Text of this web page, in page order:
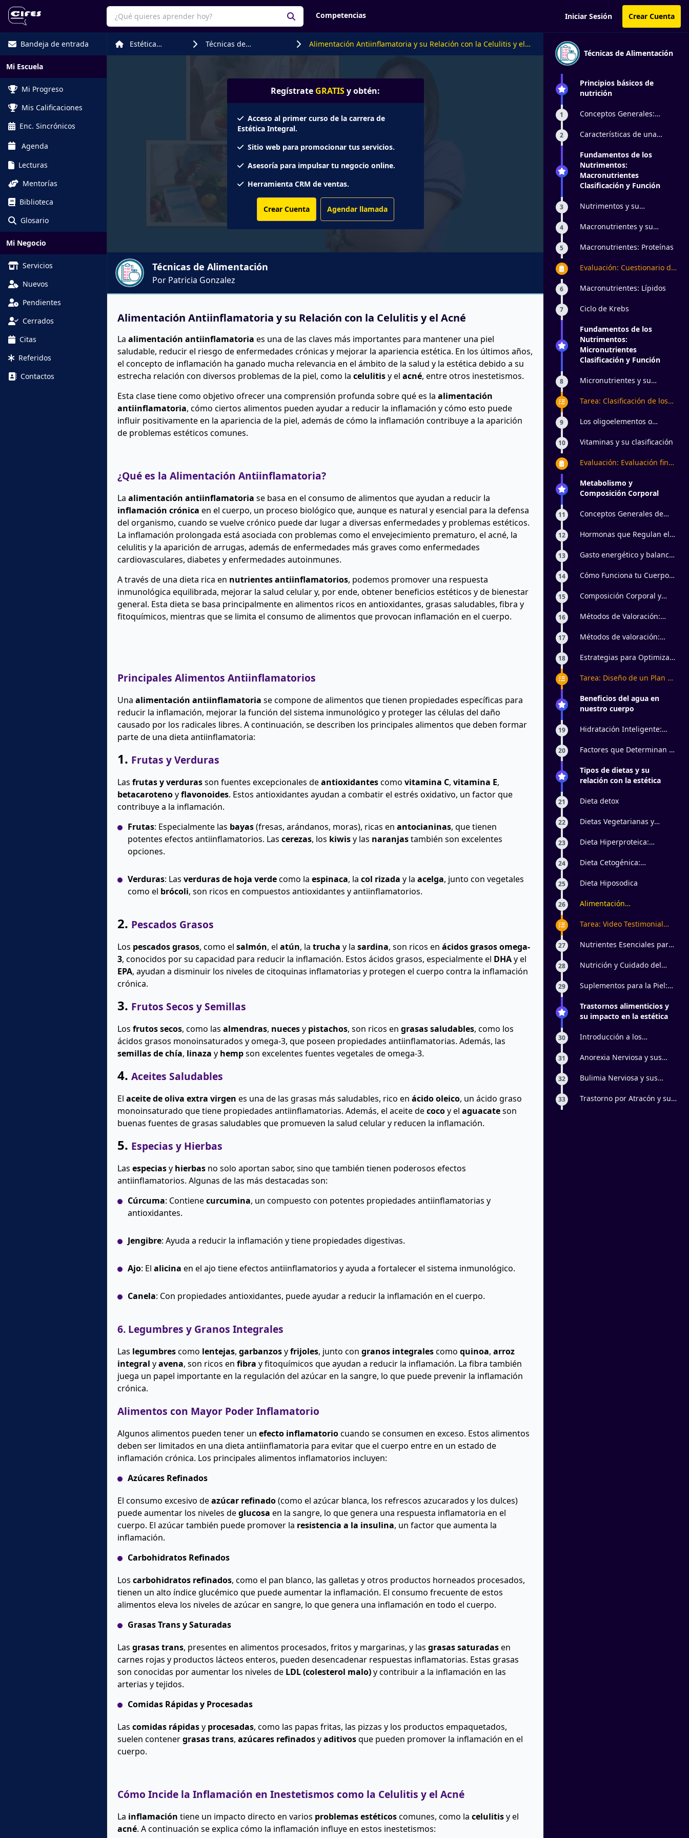
Competencias Iniciar Sesión Crear Cuenta
Bandeja de entrada
Mi Escuela
Mi Progreso
Mis Calificaciones
Enc. Sincrónicos
Agenda
Lecturas
Mentorías
Biblioteca
Glosario
Mi Negocio
Servicios
Nuevos
Pendientes
Cerrados
Citas
Referidos
Contactos
Estética
Corporal
Técnicas de
Alimentación
Alimentación Antiinflamatoria y su Relación con la Celulitis y el
Acné
Regístrate GRATISy obtén:
Acceso al primer curso de la carrera de
Estética Integral.
Sitio web para promocionar tus servicios.
Asesoría para impulsar tu negocio online.
Herramienta CRM de ventas.
Crear Cuenta Agendar llamada
Técnicas de Alimentación
Por Patricia Gonzalez
Alimentación Antiinflamatoria y su Relación con la Celulitis y el Acné
La alimentación antiinflamatoria es una de las claves más importantes para mantener una piel
saludable, reducir el riesgo de enfermedades crónicas y mejorar la apariencia estética. En los últimos años,
el concepto de inflamación ha ganado mucha relevancia en el ámbito de la salud y la estética debido a su
estrecha relación con diversos problemas de la piel, como la celulitisy el acné, entre otros inestetismos.
Esta clase tiene como objetivo ofrecer una comprensión profunda sobre qué es la alimentación
antiinflamatoria, cómo ciertos alimentos pueden ayudar a reducir la inflamación y cómo esto puede
influir positivamente en la apariencia de la piel, además de cómo la inflamación contribuye a la aparición
de problemas estéticos comunes.
¿Qué es la Alimentación Antiinflamatoria?
La alimentación antiinflamatoria se basa en el consumo de alimentos que ayudan a reducir la
inflamación crónica en el cuerpo, un proceso biológico que, aunque es natural y esencial para la defensa
del organismo, cuando se vuelve crónico puede dar lugar a diversas enfermedades y problemas estéticos.
La inflamación prolongada está asociada con problemas como el envejecimiento prematuro, el acné, la
celulitis y la aparición de arrugas, además de enfermedades más graves como enfermedades
cardiovasculares, diabetes y enfermedades autoinmunes.
A través de una dieta rica en nutrientes antiinflamatorios, podemos promover una respuesta
inmunológica equilibrada, mejorar la salud celular y, por ende, obtener beneficios estéticos y de bienestar
general. Esta dieta se basa principalmente en alimentos ricos en antioxidantes, grasas saludables, fibra y
fitoquímicos, mientras que se limita el consumo de alimentos que provocan inflamación en el cuerpo.
Principales Alimentos Antiinflamatorios
Una alimentación antiinflamatoria se compone de alimentos que tienen propiedades específicas para
reducir la inflamación, mejorar la función del sistema inmunológico y proteger las células del daño
causado por los radicales libres. A continuación, se describen los principales alimentos que deben formar
parte de una dieta antiinflamatoria:
1. Frutas y Verduras
Las frutas y verdurasson fuentes excepcionales deantioxidantescomo vitamina C, vitamina E,
betacarotenoyflavonoides. Estos antioxidantes ayudan a combatir el estrés oxidativo, un factor que
contribuye a la inflamación.
Frutas: Especialmente las bayas(fresas, arándanos, moras), ricas en antocianinas, que tienen
potentes efectos antiinflamatorios. Las cerezas, los kiwisy las naranjastambién son excelentes
opciones.
Verduras: Las verduras de hoja verdecomo la espinaca, la col rizada y la acelga, junto con vegetales
como el brócoli, son ricos en compuestos antioxidantes y antiinflamatorios.
2. Pescados Grasos
Los pescados grasos, como el salmón, el atún, la trucha y la sardina, son ricos en ácidos grasos omega-
3, conocidos por su capacidad para reducir la inflamación. Estos ácidos grasos, especialmente el DHAy el
EPA, ayudan a disminuir los niveles de citoquinas inflamatorias y protegen el cuerpo contra la inflamación
crónica.
3. Frutos Secos y Semillas
Los frutos secos, como las almendras, nuecesy pistachos, son ricos en grasas saludables, como los
ácidos grasos monoinsaturados y omega-3, que poseen propiedades antiinflamatorias. Además, las
semillas de chía, linaza y hempson excelentes fuentes vegetales de omega-3.
4. Aceites Saludables
El aceite de oliva extra virgen es una de las grasas más saludables, rico en ácido oleico, un ácido graso
monoinsaturado que tiene propiedades antiinflamatorias. Además, el aceite decocoy el aguacateson
buenas fuentes de grasas saludables que promueven la salud celular y reducen la inflamación.
5. Especias y Hierbas
Las especiasy hierbas no solo aportan sabor, sino que también tienen poderosos efectos
antiinflamatorios. Algunas de las más destacadas son:
Cúrcuma: Contienecurcumina, un compuesto con potentes propiedades antiinflamatorias y
antioxidantes.
Jengibre: Ayuda a reducir la inflamación y tiene propiedades digestivas.
Ajo: El alicina en el ajo tiene efectos antiinflamatorios y ayuda a fortalecer el sistema inmunológico.
Canela: Con propiedades antioxidantes, puede ayudar a reducir la inflamación en el cuerpo.
6. Legumbres y Granos Integrales
Las legumbrescomo lentejas, garbanzosyfrijoles, junto con granos integralescomo quinoa, arroz
integral yavena, son ricos en fibra y fitoquímicos que ayudan a reducir la inflamación. La fibra también
juega un papel importante en la regulación del azúcar en la sangre, lo que puede prevenir la inflamación
crónica.
Alimentos con Mayor Poder Inflamatorio
Algunos alimentos pueden tener un efecto inflamatoriocuando se consumen en exceso. Estos alimentos
deben ser limitados en una dieta antiinflamatoria para evitar que el cuerpo entre en un estado de
inflamación crónica. Los principales alimentos inflamatorios incluyen:
Azúcares Refinados
El consumo excesivo deazúcar refinado(como el azúcar blanca, los refrescos azucarados y los dulces)
puede aumentar los niveles deglucosa en la sangre, lo que genera una respuesta inflamatoria en el
cuerpo. El azúcar también puede promover la resistencia a la insulina, un factor que aumenta la
inflamación.
Carbohidratos Refinados
Los carbohidratos refinados, como el pan blanco, las galletas y otros productos horneados procesados,
tienen un alto índice glucémico que puede aumentar la inflamación. El consumo frecuente de estos
alimentos eleva los niveles de azúcar en sangre, lo que genera una inflamación en todo el cuerpo.
Grasas Trans y Saturadas
Las grasas trans, presentes en alimentos procesados, fritos y margarinas, y las grasas saturadasen
carnes rojas y productos lácteos enteros, pueden desencadenar respuestas inflamatorias. Estas grasas
son conocidas por aumentar los niveles de LDL (colesterol malo)y contribuir a la inflamación en las
arterias y tejidos.
Comidas Rápidas y Procesadas
Las comidas rápidasy procesadas, como las papas fritas, las pizzas y los productos empaquetados,
suelen contenergrasas trans, azúcares refinadosyaditivosque pueden promover la inflamación en el
cuerpo.
Cómo Incide la Inflamación en Inestetismos como la Celulitis y el Acné
La inflamación tiene un impacto directo en varios problemas estéticoscomunes, como la celulitisy el
acné. A continuación se explica cómo la inflamación influye en estos inestetismos:
Técnicas de Alimentación
Principios básicos de
nutrición
1
Conceptos Generales:
2
Características de una
Fundamentos de los
Nutrimentos:
Macronutrientes
Clasificación y Función
3
Nutrimentos y su
4
Macronutrientes y su
5 Macronutrientes: Proteínas
Evaluación: Cuestionario de
6 Macronutrientes: Lípidos
7 Ciclo de Krebs
Fundamentos de los
Nutrimentos:
Micronutrientes
Clasificación y Función
8
Micronutrientes y su
Tarea: Clasificación de los
Estética
9
Los oligoelementos o
10 Vitaminas y su clasificación
Evaluación: Evaluación final
Metabolismo y
Composición Corporal
11
Conceptos Generales de
12
Hormonas que Regulan el
13
Gasto energético y balance
14
Cómo Funciona tu Cuerpo
15
Composición Corporal y
16
Métodos de Valoración:
17
Métodos de valoración:
18
Estrategias para Optimizar
Saludable
Tarea: Diseño de un Plan de
según Objetivo Estético
Individual
Beneficios del agua en
nuestro cuerpo
19
Hidratación Inteligente:
en Equilibrio
20
Factores que Determinan el
Tipos de dietas y su
relación con la estética
21 Dieta detox
22
Dietas Vegetarianas y
23
Dieta Hiperproteica:
24
Dieta Cetogénica:
25 Dieta Hiposodica
26
Alimentación
Relación con la Celulitis y el
Tarea: Video Testimonial
Anti-Inflamatoria y su
27
Nutrientes Esenciales para
28
Nutrición y Cuidado del
29
Suplementos para la Piel:
Trastornos alimenticios y
su impacto en la estética
30
Introducción a los
Alimentaria (TCA)
31
Anorexia Nerviosa y sus
32
Bulimia Nerviosa y sus
Física
33
Trastorno por Atracón y su